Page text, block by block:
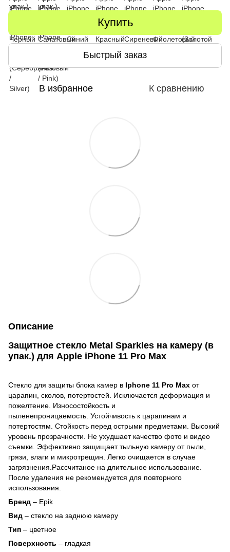
Купить
Быстрый заказ
В избранное К сравнению
Описание
Защитное стекло Metal Sparkles на камеру (в
упак.) для Apple iPhone 11 Pro Max
Стекло для защиты блока камер в Iphone 11 Pro Max от
царапин, сколов, потертостей. Исключается деформация и
пожелтение. Износостойкость и
пыленепроницаемость. Устойчивость к царапинам и
потертостям. Стойкость перед острыми предметами. Высокий
уровень прозрачности. Не ухудшает качество фото и видео
съемки. Эффективно защищает тыльную камеру от пыли,
грязи, влаги и микротрещин. Легко очищается в случае
загрязнения.Рассчитаное на длительное использование.
После удаления не рекомендуется для повторного
использования.
Бренд – Epik
Вид – стекло на заднюю камеру
Тип – цветное
Поверхность – гладкая